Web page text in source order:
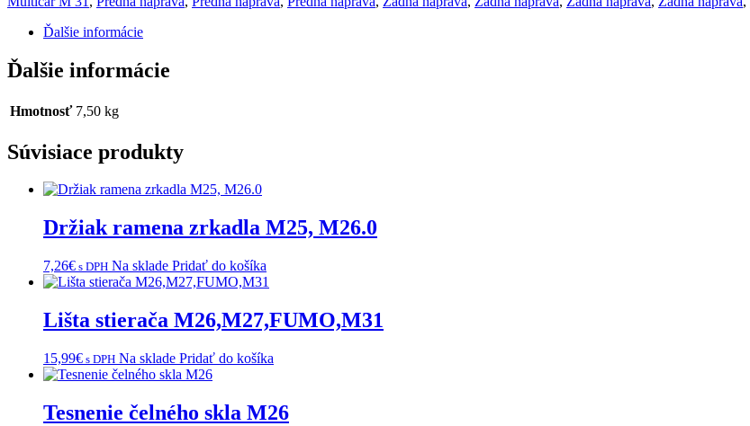
M26.4,7,FUMO
4,5,M27,M31
Ďalšie informácie
Ďalšie informácie
Hmotnosť 7,50 kg
Súvisiace produkty
Držiak ramena zrkadla M25, M26.0
7,26€ s DPH Na sklade Pridať do košíka
Lišta stierača M26,M27,FUMO,M31
15,99€ s DPH Na sklade Pridať do košíka
Tesnenie čelného skla M26